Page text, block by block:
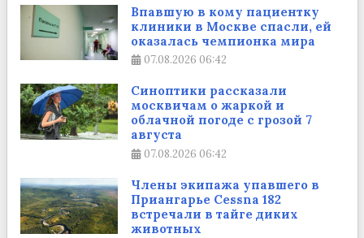
Впавшую в кому пациентку
клиники в Москве спасли, ей
оказалась чемпионка мира
07.08.2026 06:42
Синоптики рассказали
москвичам о жаркой и
облачной погоде с грозой 7
августа
07.08.2026 06:42
Члены экипажа упавшего в
Приангарье Cessna 182
встречали в тайге диких
животных